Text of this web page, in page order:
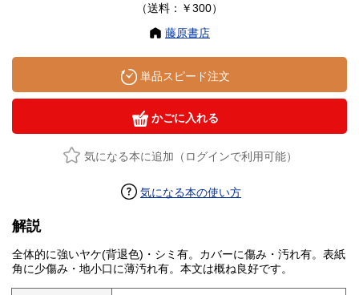
（送料：￥300）
藤原書店
単品スピード注文
かごに入れる
気になる本に追加（ログインで利用可能）
気になる本の使い方
解説
全体的に強いヤケ(背退色)・シミ有。カバーに傷み・汚れ有。表紙
角に少傷み・地小口に薄汚れ有。本文は概ね良好です。